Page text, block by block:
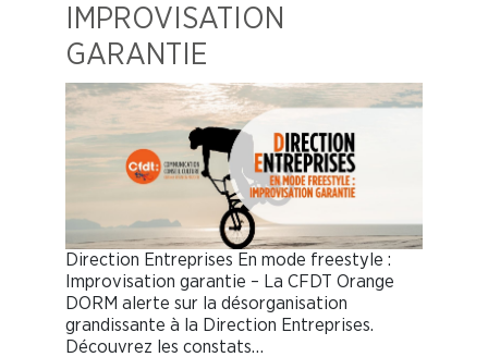
IMPROVISATION
GARANTIE
Direction Entreprises En mode freestyle :
Improvisation garantie – La CFDT Orange
DORM alerte sur la désorganisation
grandissante à la Direction Entreprises.
Découvrez les constats…